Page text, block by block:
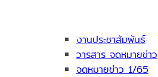
งานประชาสัมพันธ์
วารสาร จดหมายข่าว
จดหมายข่าว 1/65